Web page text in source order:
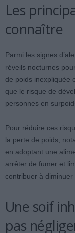
Les
connaître
Parmi les signes
réveils nocturnes
de poids inexpliquée
que le risque de
personnes en
Pour réduire ces
la perte de poids,
en adoptant une
arrêter de fumer et
contribuer à diminuer
Une soif
pas